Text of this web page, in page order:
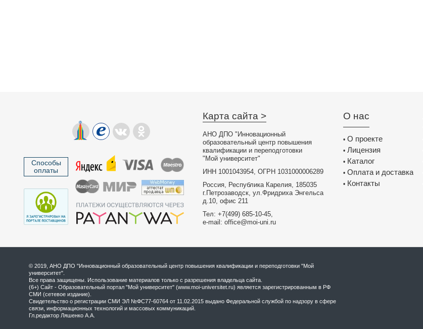
Способы
оплаты
Карта сайта >
АНО ДПО "Инновационный
образовательный центр повышения
квалификации и переподготовки
"Мой университет"
ИНН 1001043954, ОГРН 1031000006289
Россия, Республика Карелия, 185035
г.Петрозаводск, ул.Фридриха Энгельса
д.10, офис 211
Тел: +7(499) 685-10-45,
e-mail: office@moi-uni.ru
О нас
• О проекте
• Лицензия
• Каталог
• Оплата и доставка
• Контакты
© 2019, АНО ДПО "Инновационный образовательный центр повышения квалификации и переподготовки "Мой
университет".
Все права защищены. Использование материалов только с разрешения владельца сайта.
(6+) Сайт - Образовательный портал "Мой университет" (www.moi-universitet.ru) является зарегистрированным в РФ
СМИ (сетевое издание).
Свидетельство о регистрации СМИ ЭЛ №ФС77-60764 от 11.02.2015 выдано Федеральной службой по надзору в сфере
связи, информационных технологий и массовых коммуникаций.
Гл.редактор Ляшенко А.А.